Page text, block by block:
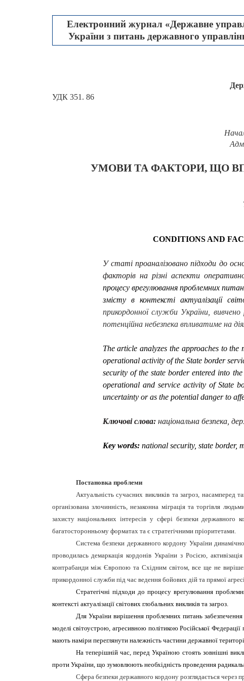
Електронний журнал «Державне
України з питань державного
УДК 351. 86
УМОВИ ТА ФАКТОРИ, ЩО
CONDITIONS AND
У статі проаналізовано підходи до
факторів на різні аспекти
процесу врегулювання проблемних
змісту в контексті актуалізації
прикордонної служби України, вивчено
потенційна небезпека впливатиме на
The article analyzes the approaches to
operational activity of the State border
security of the state border entered into
operational and service activity of State
uncertainty or as the potential danger to
Ключові слова:національна безпека,
Key words:national security, state border,
Постановка проблеми
Актуальність сучасних викликів та загроз, насамперед
організована злочинність, незаконна міграція та торгівля
захисту національних інтересів у сфері безпеки
багатосторонньому форматах та є стратегічними пріоритетами.
Система безпеки державного кордону України
проводилась демаркація кордонів України з Росією,
контрабанди між Європою та Східним світом, все ще не
прикордонної служби під час ведення бойових дій та прямої
Стратегічні підходи до процесу врегулювання
контексті актуалізації світових глобальних викликів та загроз.
Для України вирішення проблемних питань
моделі світоустрою, агресивною політикою Російської
мають наміри переглянути належність частини державної
На теперішній час, перед Україною стоять зовнішні
проти України, що зумовлюють необхідність проведення
Сфера безпеки державного кордону розглядається через